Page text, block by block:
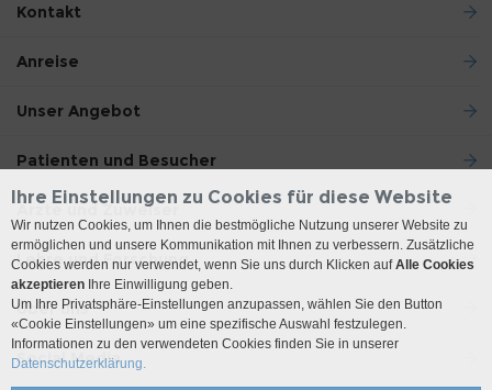
Kontakt
Anreise
Unser Angebot
Patienten und Besucher
Ärzte und Zuweiser
Lehre und Forschung
Über uns
Social Media
Ihre Einstellungen zu Cookies für diese Website
Wir nutzen Cookies, um Ihnen die bestmögliche Nutzung unserer Website zu
ermöglichen und unsere Kommunikation mit Ihnen zu verbessern. Zusätzliche
Cookies werden nur verwendet, wenn Sie uns durch Klicken aufAlle Cookies
akzeptieren Ihre Einwilligung geben.
Um Ihre Privatsphäre-Einstellungen anzupassen, wählen Sie den Button
«Cookie Einstellungen» um eine spezifische Auswahl festzulegen.
Informationen zu den verwendeten Cookies finden Sie in unserer
Datenschutzerklärung.